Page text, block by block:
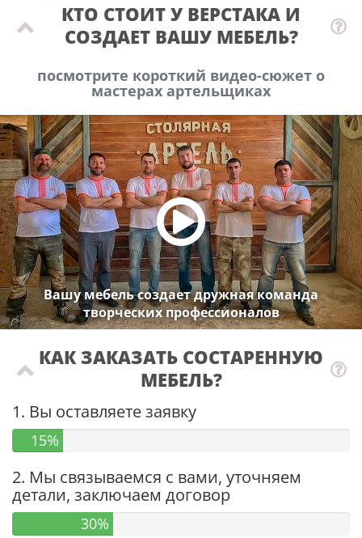
КТО СТОИТ У ВЕРСТАКА И
СОЗДАЕТ ВАШУ МЕБЕЛЬ?
посмотрите короткий видео-сюжет о
мастерах артельщиках
Вашу мебель создает дружная команда
творческих профессионалов
КАК ЗАКАЗАТЬ СОСТАРЕННУЮ
МЕБЕЛЬ?
1. Вы оставляете заявку
15%
2. Мы связываемся с вами, уточняем
детали, заключаем договор
30%